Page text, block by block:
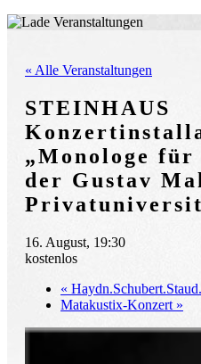
« Alle Veranstaltungen
STEINHAUS
„Monologe für
der Gustav
16. August, 19:30
kostenlos
«
Matakustix-Konzert »